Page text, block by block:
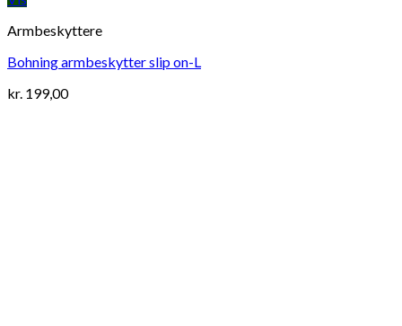
Armbeskyttere
Bohning armbeskytter slip on-L
kr. 199,00